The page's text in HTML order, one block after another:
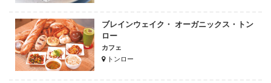
ブレインウェイク・ オーガニックス・トン
ロー
カフェ
トンロー